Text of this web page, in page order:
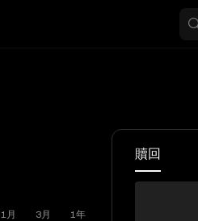
1月 3月 1年
贖回